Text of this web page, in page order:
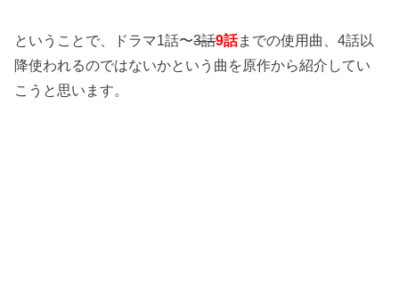
ということで、ドラマ1話〜3話9話までの使用曲、4話以
降使われるのではないかという曲を原作から紹介してい
こうと思います。